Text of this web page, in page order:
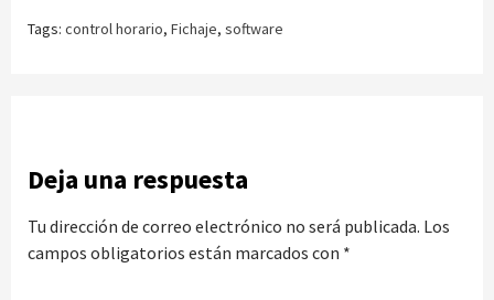
Tags: control horario, Fichaje, software
Deja una respuesta
Tu dirección de correo electrónico no será publicada. Los
campos obligatorios están marcados con *